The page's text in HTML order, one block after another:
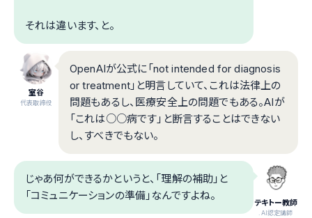
それは違います、と。
室谷
代表取締役
OpenAIが公式に「not intended for diagnosis
or treatment」と明言していて、これは法律上の
問題もあるし、医療安全上の問題でもある。AIが
「これは○○病です」と断言することはできない
し、すべきでもない。
テキトー教師
.AI認定講師
じゃあ何ができるかというと、「理解の補助」と
「コミュニケーションの準備」なんですよね。